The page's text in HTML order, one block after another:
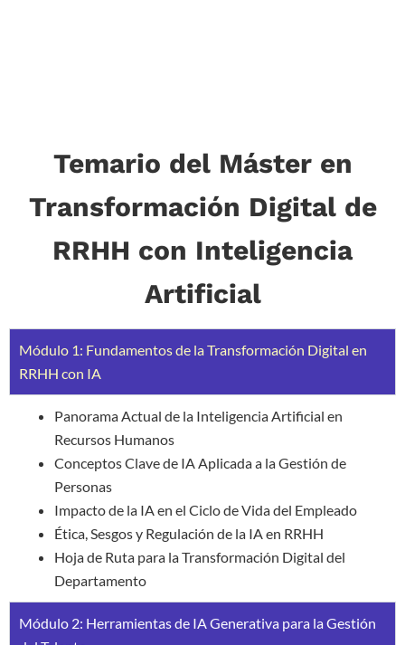
Temario del Máster en
Transformación Digital de
RRHH con Inteligencia
Artificial
Módulo 1: Fundamentos de la Transformación Digital en
RRHH con IA
Panorama Actual de la Inteligencia Artificial en
Recursos Humanos
Conceptos Clave de IA Aplicada a la Gestión de
Personas
Impacto de la IA en el Ciclo de Vida del Empleado
Ética, Sesgos y Regulación de la IA en RRHH
Hoja de Ruta para la Transformación Digital del
Departamento
Módulo 2: Herramientas de IA Generativa para la Gestión